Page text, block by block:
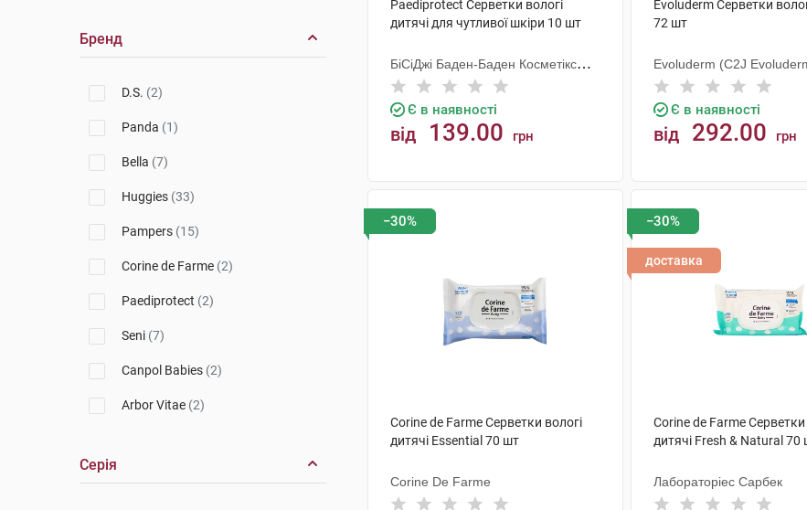
Бренд
D.S. (2)
Panda (1)
Bella (7)
Huggies (33)
Pampers (15)
Corine de Farme (2)
Paediprotect (2)
Seni (7)
Canpol Babies (2)
Arbor Vitae (2)
Серія
Paediprotect Серветки вологі
дитячі для чутливої шкіри 10 шт
БіСіДжі Баден-Баден Косметікс
Груп Гмбх
Є в наявності
від 139.00 грн
Evoluderm Серветки
72 шт
Evoluderm (C2J
Є в наявності
від 292.00 грн
−30%
Corine de Farme Серветки вологі
дитячі Essential 70 шт
Corine De Farme
−30%
доставка
Corine de Farme Серветки
дитячі Fresh & Natural 70
Лабораторіес Сарбек